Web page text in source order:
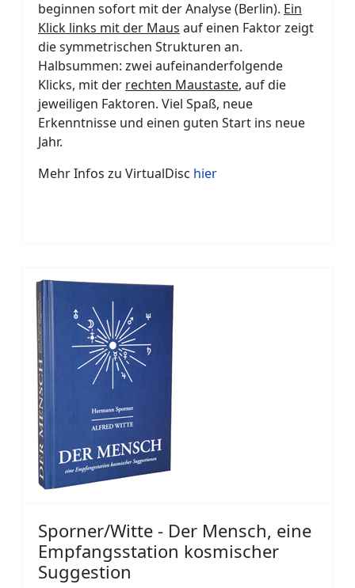
beginnen sofort mit der Analyse (Berlin). Ein
Klick links mit der Maus auf einen Faktor zeigt
die symmetrischen Strukturen an.
Halbsummen: zwei aufeinanderfolgende
Klicks, mit der rechten Maustaste, auf die
jeweiligen Faktoren. Viel Spaß, neue
Erkenntnisse und einen guten Start ins neue
Jahr.
Mehr Infos zu VirtualDisc hier
Sporner/Witte - Der Mensch, eine
Empfangsstation kosmischer
Suggestion